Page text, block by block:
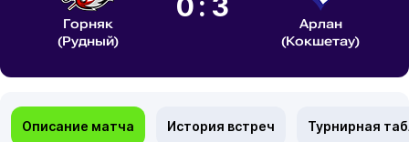
Горняк
(Рудный)
Арлан
(Кокшетау)
Описание матча История встреч Турнирная